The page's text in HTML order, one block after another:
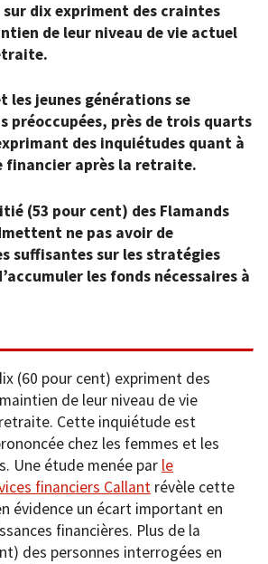
sur dix expriment des craintes
de leur niveau de vie actuel
les jeunes générations se
préoccupées, près de trois quarts
des inquiétudes quant à
financier après la retraite.
(53 pour cent) des Flamands
ne pas avoir de
suffisantes sur les stratégies
les fonds nécessaires à
(60 pour cent) expriment des
de leur niveau de vie
Cette inquiétude est
chez les femmes et les
Une étude menée par le
financiers Callant révèle cette
évidence un écart important en
financières. Plus de la
des personnes interrogées en